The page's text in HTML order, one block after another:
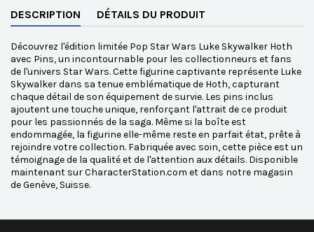
DESCRIPTION DÉTAILS DU PRODUIT
Découvrez l'édition limitée Pop Star Wars Luke Skywalker Hoth
avec Pins, un incontournable pour les collectionneurs et fans
de l'univers Star Wars. Cette figurine captivante représente Luke
Skywalker dans sa tenue emblématique de Hoth, capturant
chaque détail de son équipement de survie. Les pins inclus
ajoutent une touche unique, renforçant l'attrait de ce produit
pour les passionnés de la saga. Même si la boîte est
endommagée, la figurine elle-même reste en parfait état, prête à
rejoindre votre collection. Fabriquée avec soin, cette pièce est un
témoignage de la qualité et de l'attention aux détails. Disponible
maintenant sur CharacterStation.com et dans notre magasin
de Genève, Suisse.